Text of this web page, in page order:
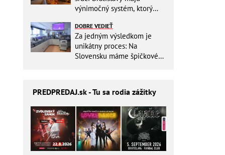
výnimočný systém, ktorý
DOBRE VEDIEŤ
Za jedným výsledkom je
unikátny proces: Na
Slovensku máme špičkové
PREDPREDAJ.sk - Tu sa rodia zážitky